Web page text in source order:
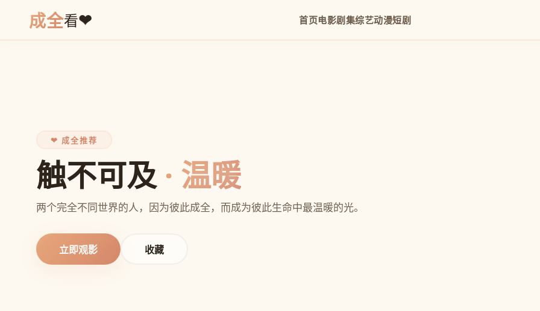
成全看❤ 首页电影剧集综艺动漫短剧
❤ 成全推荐
触不可及 · 温暖
两个完全不同世界的人，因为彼此成全，而成为彼此生命中最温暖的光。
立即观影 收藏